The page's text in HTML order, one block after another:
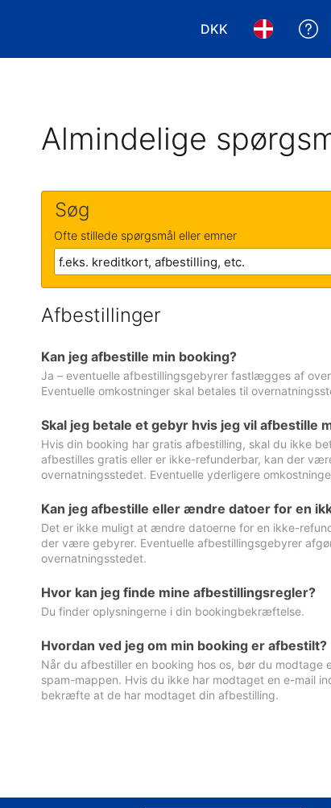
DKK
Vælg valuta. Din
Vælg
Almindelige
Søg
Ofte stillede spørgsmål eller emner
Afbestillinger
Kan jeg afbestille min booking?
Ja – eventuelle afbestillingsgebyrer fastlægges af
Eventuelle omkostninger skal betales til
Skal jeg betale et gebyr hvis jeg vil afbestille
Hvis din booking har gratis afbestilling, skal du ikke
afbestilles gratis eller er ikke-refunderbar, kan der
overnatningsstedet. Eventuelle yderligere
Kan jeg afbestille eller ændre datoer for en
Det er ikke muligt at ændre datoerne for en ikke-
der være gebyrer. Eventuelle afbestillingsgebyrer
overnatningsstedet.
Hvor kan jeg finde mine afbestillingsregler?
Du finder oplysningerne i din bookingbekræftelse.
Hvordan ved jeg om min booking er afbestilt?
Når du afbestiller en booking hos os, bør du
spam-mappen. Hvis du ikke har modtaget en e-mail
bekræfte at de har modtaget din afbestilling.